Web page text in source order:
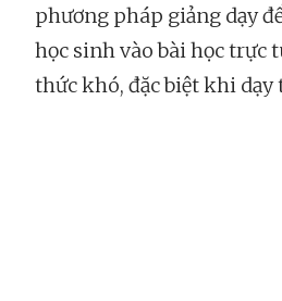
phương pháp giảng dạy
học sinh vào bài học trực
thức khó, đặc biệt khi dạy